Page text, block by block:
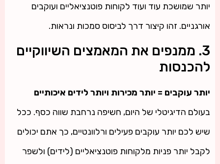
יותר שמושכת עוד ועוד לקוחות פוטנציאליים ועוקבים
אורגניים. זהו קיצור דרך לביסוס סמכות ונראות.
3. ממנפים את המאמצים השיווקיים
להכנסות
יותר עוקבים = יותר מכירות ויותר לידים איכותיים
בעולם הדיגיטלי של היום, חשיפה נרחבת שווה כסף. ככל
שיש לכם יותר עוקבים פעילים ורלוונטיים, כך אתם יכולים
לקבל יותר פניות מלקוחות פוטנציאליים (לידים) ולשפר